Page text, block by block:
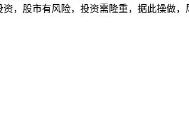
，股市有风险，投资需隆重，据此操做，